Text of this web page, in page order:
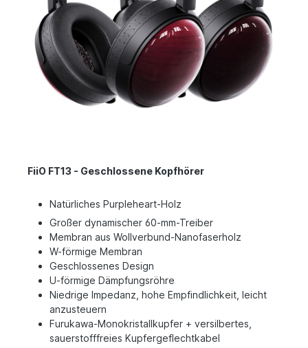
FiiO FT13 - Geschlossene Kopfhörer
Natürliches Purpleheart-Holz
Großer dynamischer 60-mm-Treiber
Membran aus Wollverbund-Nanofaserholz
W-förmige Membran
Geschlossenes Design
U-förmige Dämpfungsröhre
Niedrige Impedanz, hohe Empfindlichkeit, leicht
anzusteuern
Furukawa-Monokristallkupfer + versilbertes,
sauerstofffreies Kupfergeflechtkabel